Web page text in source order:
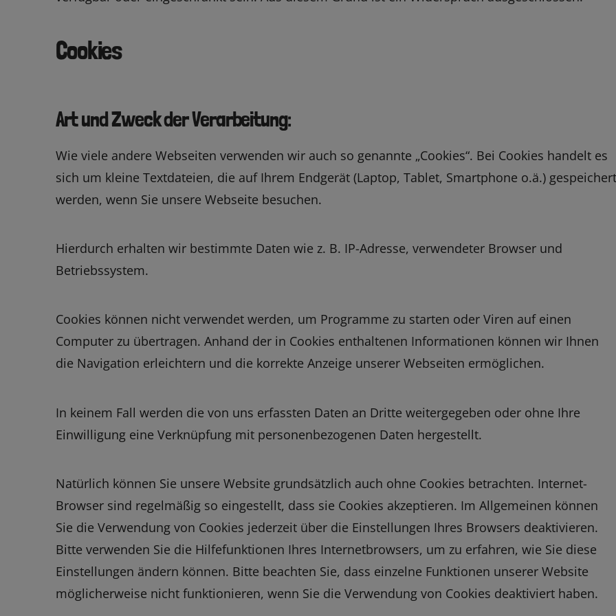
Cookies
Art und Zweck der Verarbeitung:
Wie viele andere Webseiten verwenden wir auch so genannte „Cookies“. Bei Cookies handelt es
sich um kleine Textdateien, die auf Ihrem Endgerät (Laptop, Tablet, Smartphone o.ä.) gespeichert
werden, wenn Sie unsere Webseite besuchen.
Hierdurch erhalten wir bestimmte Daten wie z. B. IP-Adresse, verwendeter Browser und
Betriebssystem.
Cookies können nicht verwendet werden, um Programme zu starten oder Viren auf einen
Computer zu übertragen. Anhand der in Cookies enthaltenen Informationen können wir Ihnen
die Navigation erleichtern und die korrekte Anzeige unserer Webseiten ermöglichen.
In keinem Fall werden die von uns erfassten Daten an Dritte weitergegeben oder ohne Ihre
Einwilligung eine Verknüpfung mit personenbezogenen Daten hergestellt.
Natürlich können Sie unsere Website grundsätzlich auch ohne Cookies betrachten. Internet-
Browser sind regelmäßig so eingestellt, dass sie Cookies akzeptieren. Im Allgemeinen können
Sie die Verwendung von Cookies jederzeit über die Einstellungen Ihres Browsers deaktivieren.
Bitte verwenden Sie die Hilfefunktionen Ihres Internetbrowsers, um zu erfahren, wie Sie diese
Einstellungen ändern können. Bitte beachten Sie, dass einzelne Funktionen unserer Website
möglicherweise nicht funktionieren, wenn Sie die Verwendung von Cookies deaktiviert haben.